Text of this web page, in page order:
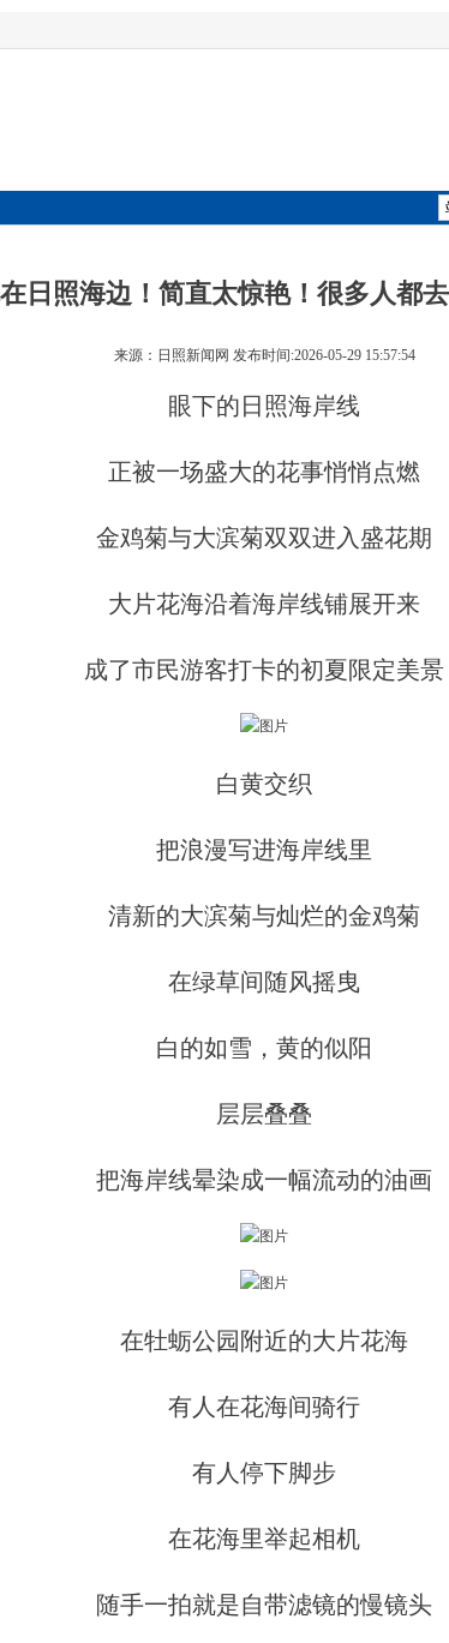
日照海边！简直太惊艳！很多人都去
来源：日照新闻网 发布时间:2026-05-29 15:57:54
眼下的日照海岸线
正被一场盛大的花事悄悄点燃
金鸡菊与大滨菊双双进入盛花期
大片花海沿着海岸线铺展开来
成了市民游客打卡的初夏限定美景
白黄交织
把浪漫写进海岸线里
清新的大滨菊与灿烂的金鸡菊
在绿草间随风摇曳
白的如雪，黄的似阳
层层叠叠
把海岸线晕染成一幅流动的油画
在牡蛎公园 附近的大片花海
有人在花海间骑行
有人停下脚步
在花海里举起相机
随手一拍就是自带滤镜的慢镜头